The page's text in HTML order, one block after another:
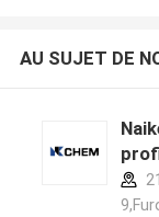
AU SUJET DE